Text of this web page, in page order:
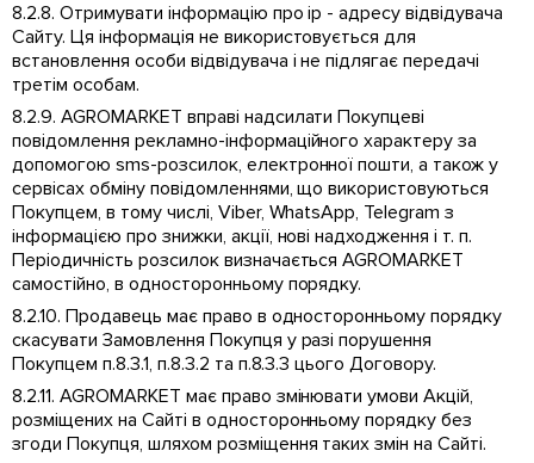
8.2.8. Отримувати інформацію про ip - адресу відвідувача
Сайту. Ця інформація не використовується для
встановлення особи відвідувача і не підлягає передачі
третім особам.
8.2.9. AGROMARKET вправі надсилати Покупцеві
повідомлення рекламно-інформаційного характеру за
допомогою sms-розсилок, електронної пошти, а також у
сервісах обміну повідомленнями, що використовуються
Покупцем, в тому числі, Viber, WhatsApp, Telegram з
інформацією про знижки, акції, нові надходження і т. п.
Періодичність розсилок визначається AGROMARKET
самостійно, в односторонньому порядку.
8.2.10. Продавець має право в односторонньому порядку
скасувати Замовлення Покупця у разі порушення
Покупцем п.8.3.1, п.8.3.2 та п.8.3.3 цього Договору.
8.2.11. AGROMARKET має право змінювати умови Акцій,
розміщених на Сайті в односторонньому порядку без
згоди Покупця, шляхом розміщення таких змін на Сайті.